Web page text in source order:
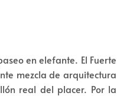
en elefante. El Fuerte
mezcla de arquitectura
real del placer. Por la